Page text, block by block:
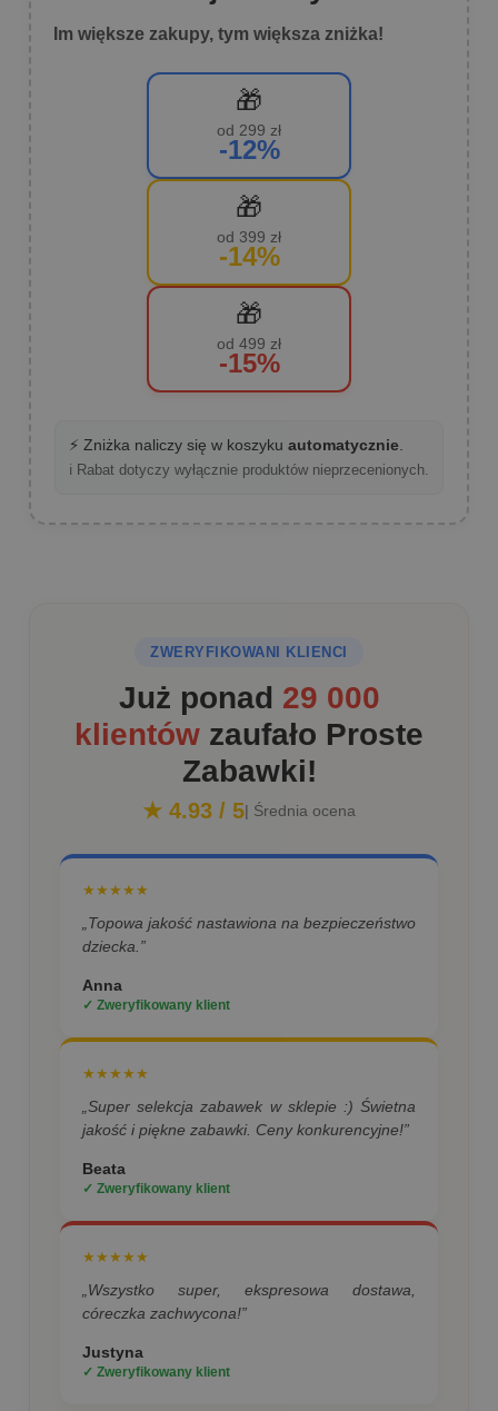
Im większe zakupy, tym większa zniżka!
🎁
od 299 zł
-12%
🎁
od 399 zł
-14%
🎁
od 499 zł
-15%
⚡ Zniżka naliczy się w koszyku automatycznie
ℹ️ Rabat dotyczy wyłącznie produktów nieprzecenionych.
ZWERYFIKOWANI KLIENCI
Już ponad 29 000
klientów zaufało Proste
Zabawki!
★ 4.93 / 5| Średnia ocena
★★★★★
„Topowa jakość nastawiona na bezpieczeństwo
dziecka.”
Anna
✓ Zweryfikowany klient
★★★★★
„Super selekcja zabawek w sklepie :) Świetna
jakość i piękne zabawki. Ceny konkurencyjne!”
Beata
✓ Zweryfikowany klient
★★★★★
„Wszystko super, ekspresowa dostawa,
córeczka zachwycona!”
Justyna
✓ Zweryfikowany klient